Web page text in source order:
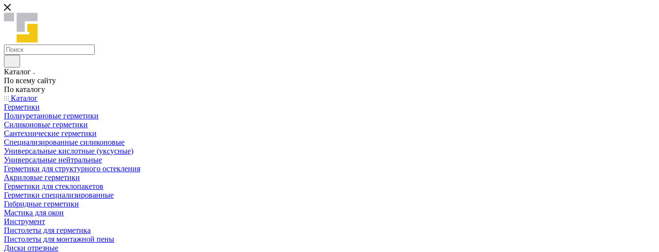
Каталог
По всему сайту
По каталогу
Каталог
Герметики
Полиуретановые герметики
Силиконовые герметики
Сантехнические герметики
Специализированные силиконовые
Универсальные кислотные (уксусные)
Универсальные нейтральные
Герметики для структурного остекления
Акриловые герметики
Герметики для стеклопакетов
Герметики специализированные
Гибридные герметики
Мастика для окон
Инструмент
Пистолеты для герметика
Пистолеты для монтажной пены
Диски отрезные